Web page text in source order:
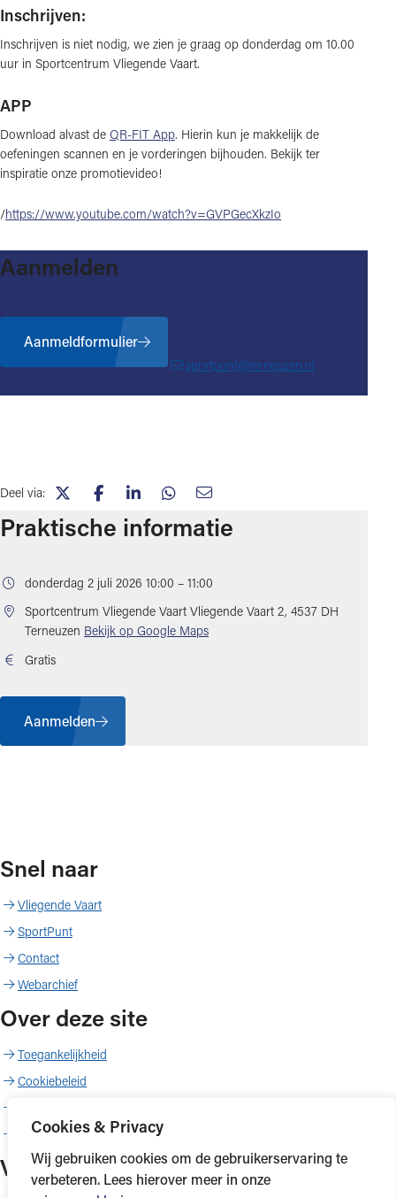
Cookies & Privacy
Wij gebruiken cookies om de gebruikerservaring te
verbeteren. Lees hierover meer in onze
Inschrijven:
Inschrijven is niet nodig, we zien je graag op donderdag om 10.00
uur in Sportcentrum Vliegende Vaart.
APP
Download alvast de QR-FIT App. Hierin kun je makkelijk de
oefeningen scannen en je vorderingen bijhouden. Bekijk ter
inspiratie onze promotievideo!
/https://www.youtube.com/watch?v=GVPGecXkzIo
Aanmelden
Aanmeldformulier
sportpunt@terneuzen.nl
Deel via:
(opent in nieuw tabblad)
(opent in nieuw tabblad)
(opent in nieuw tabblad)
(opent in nieuw tabblad)
(opent in nieuw tabblad)
Praktische informatie
donderdag 2 juli 2026 10:00 – 11:00
Sportcentrum Vliegende Vaart Vliegende Vaart 2, 4537 DH
Terneuzen Bekijk op Google Maps(opent in nieuw tabblad)
Gratis
Aanmelden
Snel naar
Vliegende Vaart
SportPunt
Contact
Webarchief
Over deze site
Toegankelijkheid
Cookiebeleid
Copyright
Volg ons